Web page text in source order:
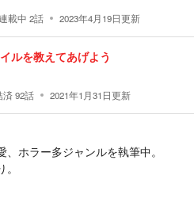
載中 2話 2023年4月19日更新
ルを教えてあげよう
済92話 2021年1月31日更新
ホラー多ジャンルを執筆中。